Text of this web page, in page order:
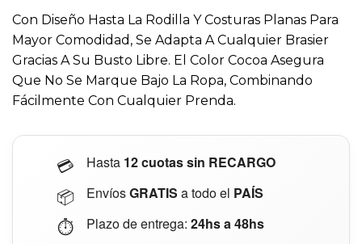
Con Diseño Hasta La Rodilla Y Costuras Planas Para
Mayor Comodidad, Se Adapta A Cualquier Brasier
Gracias A Su Busto Libre. El Color Cocoa Asegura
Que No Se Marque Bajo La Ropa, Combinando
Fácilmente Con Cualquier Prenda.
💳 Hasta 12 cuotassin RECARGO
📦 EnvíosGRATIS a todo el PAÍS
⏱️ Plazo de entrega: 24hs a 48hs